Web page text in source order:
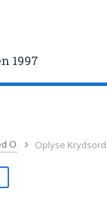
1997
O Oplyse Krydsord